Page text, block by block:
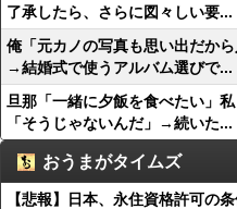
了承したら、さらに図々しい要...
俺「元カノの写真も思い出だか
→結婚式で使うアルバム選びで...
旦那「一緒に夕飯を食べたい」
「そうじゃないんだ」→続いた...
おうまがタイムズ
【悲報】日本、永住資格許可の